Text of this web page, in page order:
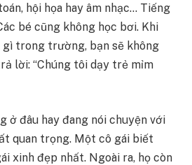
hội họa hay âm nhạc… Tiếng
bé cũng không học bơi. Khi
gì trong trường, bạn sẽ không
lời: “Chúng tôi dạy trẻ mỉm
ở đâu hay đang nói chuyện với
quan trọng. Một cô gái biết
xinh đẹp nhất. Ngoài ra, họ còn